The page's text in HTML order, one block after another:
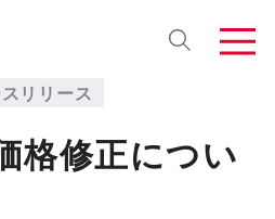
リリース
格修正につい